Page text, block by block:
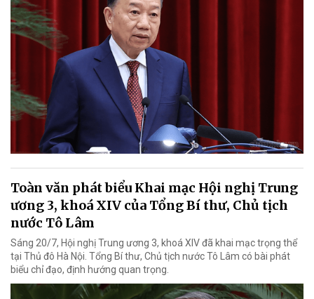
Toàn văn phát biểu Khai mạc Hội nghị Trung
ương 3, khoá XIV của Tổng Bí thư, Chủ tịch
nước Tô Lâm
Sáng 20/7, Hội nghị Trung ương 3, khoá XIV đã khai mạc trọng thể
tại Thủ đô Hà Nội. Tổng Bí thư, Chủ tịch nước Tô Lâm có bài phát
biểu chỉ đạo, định hướng quan trọng.